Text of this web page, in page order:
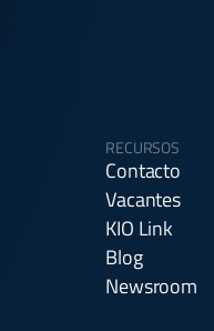
RECURSOS
Contacto
Vacantes
KIO Link
Blog
Newsroom